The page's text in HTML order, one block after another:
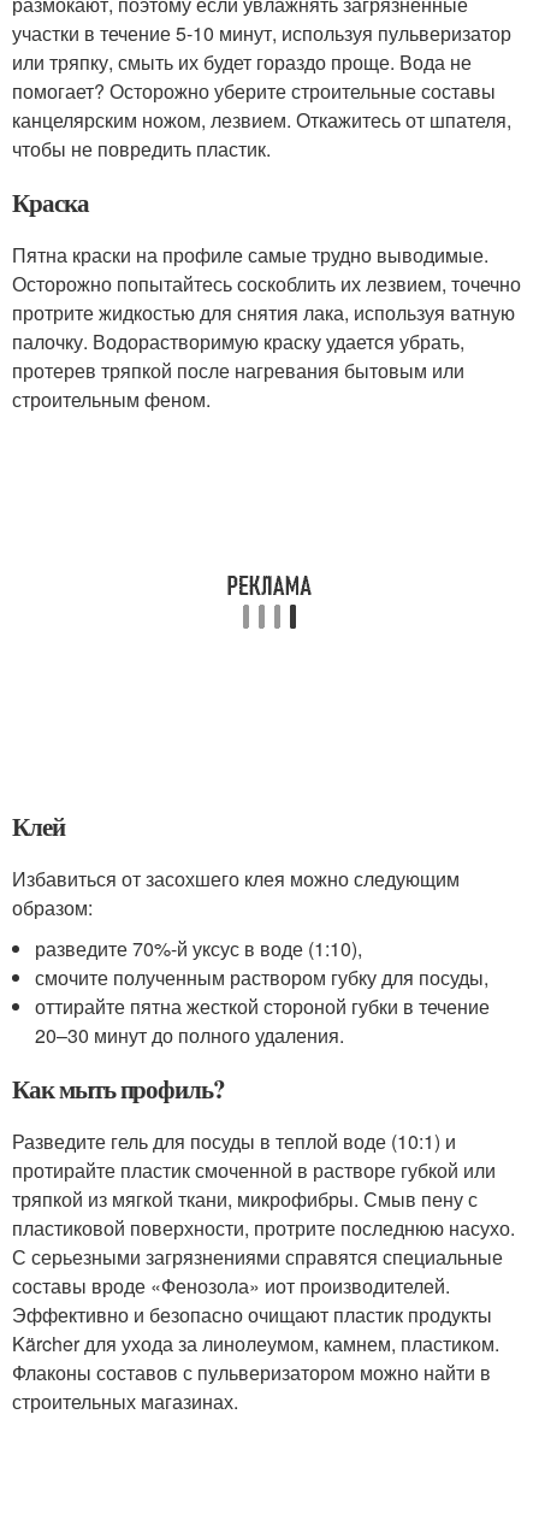
участки в течение 5-10 минут, используя пульверизатор
или тряпку, смыть их будет гораздо проще. Вода не
помогает? Осторожно уберите строительные составы
канцелярским ножом, лезвием. Откажитесь от шпателя,
чтобы не повредить пластик.
Краска
Пятна краски на профиле самые трудно выводимые.
Осторожно попытайтесь соскоблить их лезвием, точечно
протрите жидкостью для снятия лака, используя ватную
палочку. Водорастворимую краску удается убрать,
протерев тряпкой после нагревания бытовым или
строительным феном.
Клей
Избавиться от засохшего клея можно следующим
образом:
разведите 70%-й уксус в воде (1:10),
смочите полученным раствором губку для посуды,
оттирайте пятна жесткой стороной губки в течение
20–30 минут до полного удаления.
Как мыть профиль?
Разведите гель для посуды в теплой воде (10:1) и
протирайте пластик смоченной в растворе губкой или
тряпкой из мягкой ткани, микрофибры. Смыв пену с
пластиковой поверхности, протрите последнюю насухо.
С серьезными загрязнениями справятся специальные
составы вроде «Фенозола» иот производителей.
Эффективно и безопасно очищают пластик продукты
Kärcher для ухода за линолеумом, камнем, пластиком.
Флаконы составов с пульверизатором можно найти в
строительных магазинах.